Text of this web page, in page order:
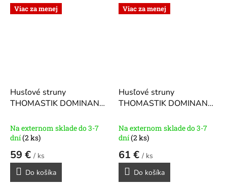
Viac za menej
Husľové struny
THOMASTIK DOMINANT
135 BST
Na externom sklade do 3-7
dní(2 ks)
59 € / ks
Do košíka
Viac za menej
Husľové struny
THOMASTIK DOMINANT
135 BW
Na externom sklade do 3-7
dní(2 ks)
61 € / ks
Do košíka